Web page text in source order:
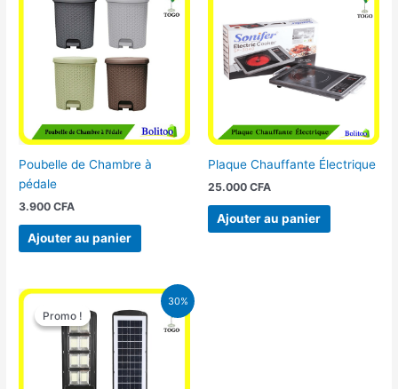
Poubelle de Chambre à
pédale
3.900CFA
Ajouter au panier
Plaque Chauffante Électrique
25.000 CFA
Ajouter au panier
30%
Promo !
Promo !
Le
prix
initial
était :
50.000 CFA.
Le
prix
actuel
est :
35.000 CFA.